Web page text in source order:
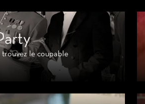
trouvez le coupable